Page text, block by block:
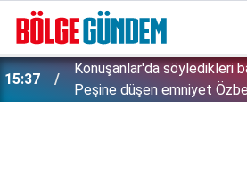
15:26 Çin'in gözü doymuyor: Altın